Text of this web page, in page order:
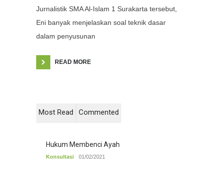
Jurnalistik SMA Al-Islam 1 Surakarta tersebut,
Eni banyak menjelaskan soal teknik dasar
dalam penyusunan
READ MORE
Most Read Commented
Hukum Membenci Ayah
Konsultasi 01/02/2021